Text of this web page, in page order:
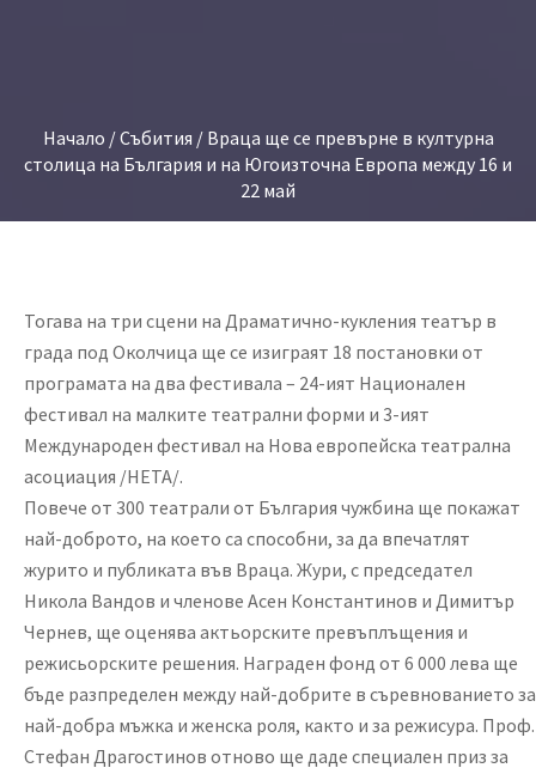
Начало /Събития / Враца ще се превърне в културна
столица на България и на Югоизточна Европа между 16 и
22 май
Тогава на три сцени на Драматично-кукления театър в
града под Околчица ще се изиграят 18 постановки от
програмата на два фестивала – 24-ият Национален
фестивал на малките театрални форми и 3-ият
Международен фестивал на Нова европейска театрална
асоциация /НЕТА/.
Повече от 300 театрали от България чужбина ще покажат
най-доброто, на което са способни, за да впечатлят
журито и публиката във Враца. Жури, с председател
Никола Вандов и членове Асен Константинов и Димитър
Чернев, ще оценява актьорските превъплъщения и
режисьорските решения. Награден фонд от 6 000 лева ще
бъде разпределен между най-добрите в съревнованието за
най-добра мъжка и женска роля, както и за режисура. Проф.
Стефан Драгостинов отново ще даде специален приз за